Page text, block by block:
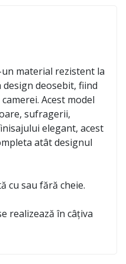
material rezistent la
deosebit, fiind
Acest model
sufragerii,
elegant, acest
atât designul
cu sau fără cheie.
realizează în câțiva